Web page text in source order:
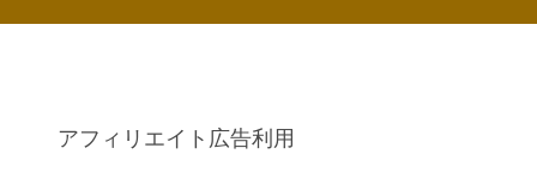
アフィリエイト広告利用